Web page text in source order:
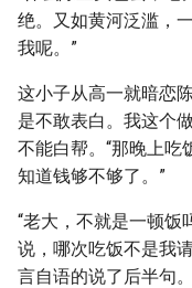
绝。又如黄河泛滥，
我呢。”
这小子从高一就暗恋
是不敢表白。我这个
不能白帮。“那晚上吃
知道钱够不够了。”
“老大，不就是一顿饭
说，哪次吃饭不是我
言自语的说了后半句。